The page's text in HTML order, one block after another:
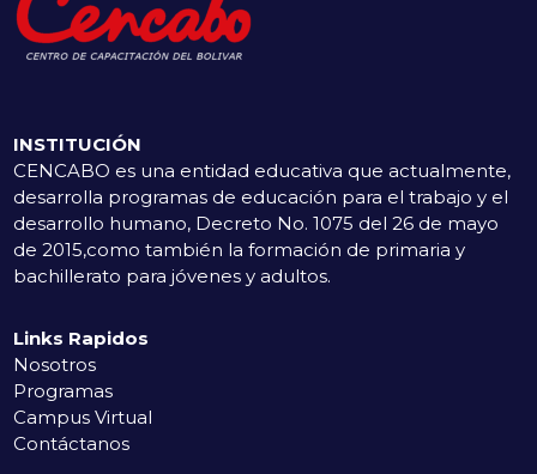
INSTITUCIÓN
CENCABO es una entidad educativa que actualmente,
desarrolla programas de educación para el trabajo y el
desarrollo humano, Decreto No. 1075 del 26 de mayo
de 2015,como también la formación de primaria y
bachillerato para jóvenes y adultos.
Links Rapidos
Nosotros
Programas
Campus Virtual
Contáctanos